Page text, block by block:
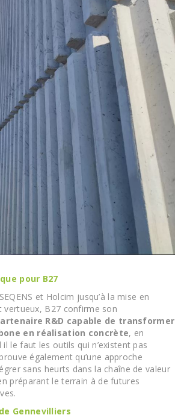
pour B27
et Holcim jusqu’à la mise en
vertueux, B27 confirme son
R&D capable de transformer
en réalisation concrète, en
le faut les outils qui n’existent pas
également qu’une approche
sans heurts dans la chaîne de valeur
préparant le terrain à de futures
Gennevilliers